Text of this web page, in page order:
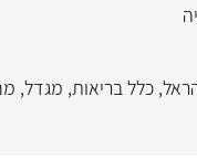
, כלל בריאות, מגדל,